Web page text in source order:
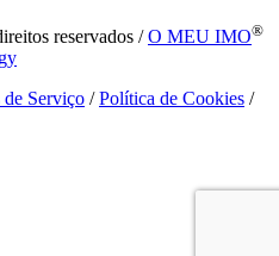
reservados /O MEU IMO®
de Serviço /Política de Cookies /